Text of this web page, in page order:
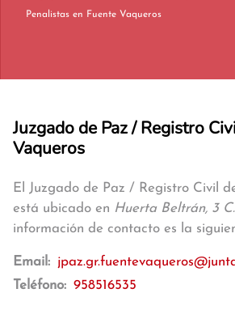
Penalistas en Fuente Vaqueros
Juzgado de Paz / Registro
Vaqueros
El Juzgado de Paz / Registro Civil
está ubicado en Huerta Beltrán, 3
información de contacto es la
Email:
Teléfono: 958516535